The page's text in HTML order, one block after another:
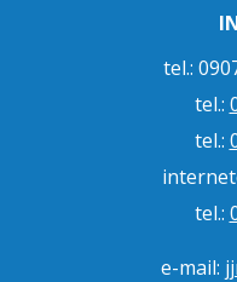
tel.:
tel.:
tel.:
tel.:
e-mail: